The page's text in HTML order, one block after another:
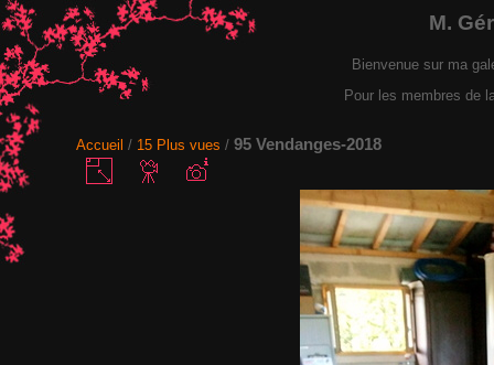
M.
Bienvenue sur ma
Pour les membres de
Accueil / 15 Plus vues / 95 Vendanges-2018